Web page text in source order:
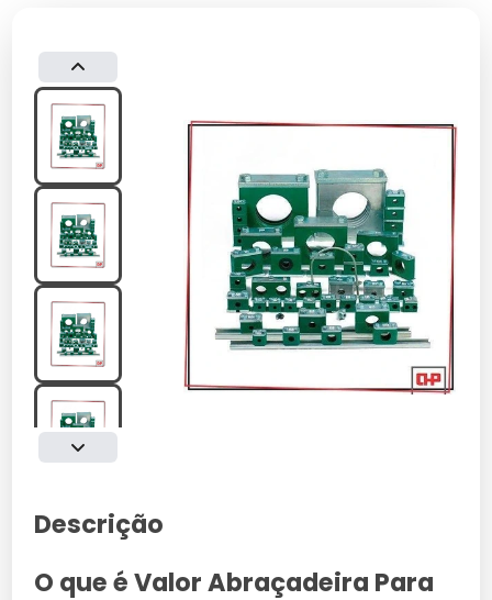
Descrição
O que é Valor Abraçadeira Para